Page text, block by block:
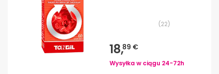
(22)
18,89 €
Wysyłka w ciągu 24-72h